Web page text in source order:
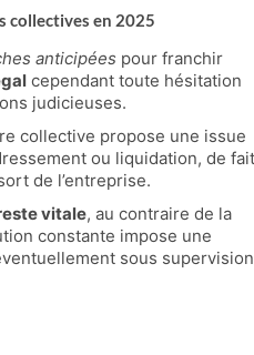
collectives en 2025
anticipées pour franchir
cependant toute hésitation
judicieuses.
collective propose une issue
ou liquidation, de
de l’entreprise.
vitale, au contraire de la
constante impose une
sous supervision